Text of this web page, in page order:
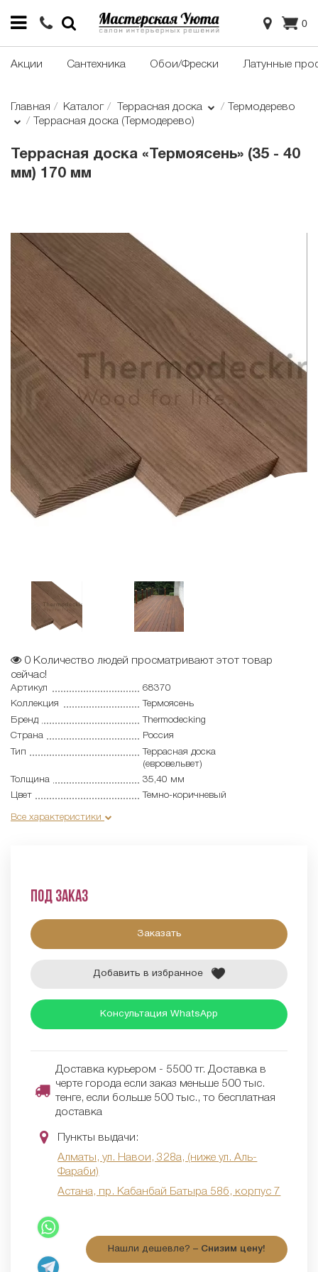
0
Акции Сантехника Обои/Фрески Латунные
Главная Каталог Террасная доска
Термодерево
Террасная доска (Термодерево)
Террасная доска «Термоясень» (35 - 40
мм) 170 мм
0 Количество людей просматривают этот товар
сейчас!
Артикул
68370
Коллекция
Термоясень
Бренд
Thermodecking
Страна
Россия
Тип
Террасная доска
(евровельвет)
Толщина
35,40 мм
Цвет
Темно-коричневый
Все характеристики
Под заказ
Заказать
Добавить в избранное
Консультация WhatsApp
Доставка курьером - 5500 тг. Доставка в
черте города если заказ меньше 500 тыс.
тенге, если больше 500 тыс., то бесплатная
доставка
Пункты выдачи:
Алматы, ул. Навои, 328а, (ниже ул. Аль-
Фараби)
Астана, пр. Кабанбай Батыра 58б, корпус 7
Нашли дешевле? – Снизим цену!